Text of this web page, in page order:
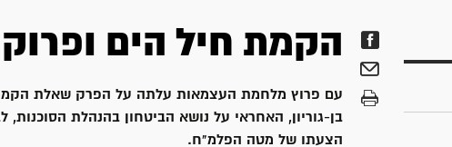
הקמת חיל הים
בן-גוריון, האחראי על נושא הביטחון בהנהלת הסוכנות,
הצעתו של מטה הפלמ"ח.